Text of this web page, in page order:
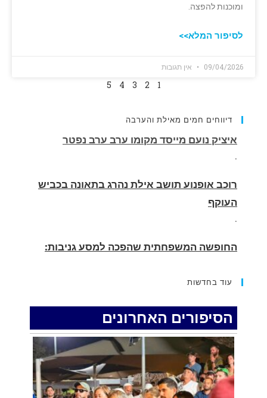
ומוכנות להפצה.
לסיפור המלא>>
09/04/2026 אין תגובות
1
2
3
4
5
דיווחים חמים מאילת והערבה
רוכב אופנוע תושב אילת נהרג בתאונה בכביש
.
החופשה המשפחתית שהפכה למסע גניבות:
ילדיהם יצאו למסע גניבות באילת.
סיני
.
רכב התנגש במעקה בטיחות בכביש 90 בסמוך
לעין חצבה. פצועים
עוד בחדשות
הסיפורים האחרונים